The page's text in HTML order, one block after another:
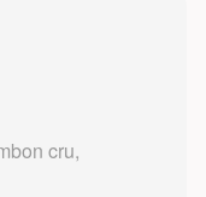
cru,